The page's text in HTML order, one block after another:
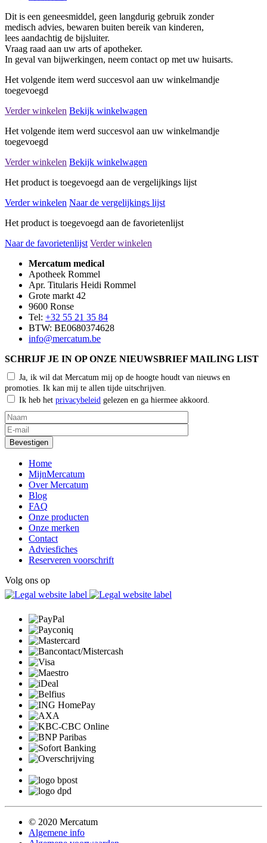
Dit is een geneesmiddel, geen langdurig gebruik zonder
medisch advies, bewaren buiten bereik van kinderen,
lees aandachtig de bijsluiter.
Vraag raad aan uw arts of apotheker.
In geval van bijwerkingen, neem contact op met uw huisarts.
Het volgende item werd succesvol aan uw winkelmandje
toegevoegd
Verder winkelen Bekijk winkelwagen
Het volgende item werd succesvol aan uw winkelmandje
toegevoegd
Verder winkelen Bekijk winkelwagen
Het product is toegevoegd aan de vergelijkings lijst
Verder winkelen Naar de vergelijkings lijst
Het product is toegevoegd aan de favorietenlijst
Naar de favorietenlijst Verder winkelen
Mercatum medical
Apotheek Rommel
Apr. Titularis Heidi Rommel
Grote markt 42
9600 Ronse
Tel: +32 55 21 35 84
BTW: BE0680374628
info@mercatum.be
SCHRIJF JE IN OP ONZE NIEUWSBRIEF MAILING LIST
Ja, ik wil dat Mercatum mij op de hoogte houdt van nieuws en
promoties. Ik kan mij te allen tijde uitschrijven.
Ik heb het privacybeleid gelezen en ga hiermee akkoord.
Home
MijnMercatum
Over Mercatum
Blog
FAQ
Onze producten
Onze merken
Contact
Adviesfiches
Reserveren voorschrift
Volg ons op
© 2020 Mercatum
Algemene info